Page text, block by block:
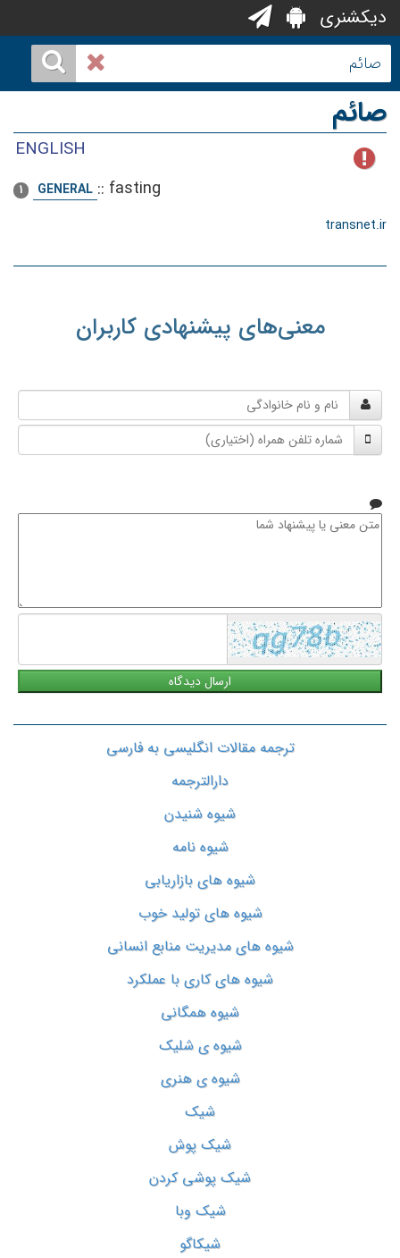
دیکشنری
صائم
ENGLISH
1 GENERAL :: fasting
transnet.ir
معنی‌های پیشنهادی کاربران
و
نام
خانوادگی
شماره
تلفن
متن
ترجمه مقالات انگلیسی به فارسی
دارالترجمه
شیوه شنیدن
شیوه نامه
شیوه های بازاریابی
شیوه های تولید خوب
شیوه های مدیریت منابع انسانی
شیوه های کاری با عملکرد
شیوه همگانی
شیوه ی شلیک
شیوه ی هنری
شیک
شیک پوش
شیک پوشی کردن
شیک وبا
شیکاگو